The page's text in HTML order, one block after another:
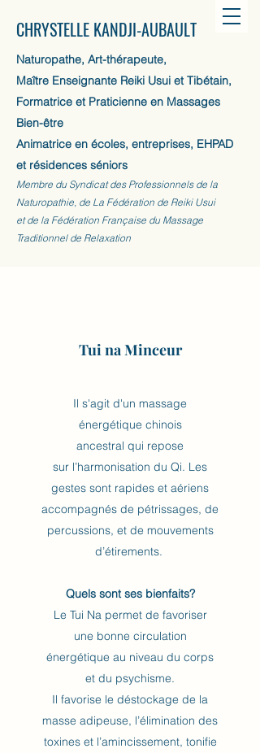
CHRYSTELLE KANDJI-AUBAULT
Naturopathe, Art-thérapeute,
Maître Enseignante Reiki Usui et Tibétain,
Formatrice et Praticienne en Massages
Bien-être
Animatrice en écoles, entreprises, EHPAD
et résidences séniors
Membre du Syndicat des Professionnels de la
Naturopathie, de La Fédération de Reiki Usui
et de la Fédération Française du Massage
Traditionnel de Relaxation
Tui na Minceur
Il s'agit d'un massage
énergétique chinois
ancestral qui repose
sur l’harmonisation du Qi. Les
gestes sont rapides et aériens
accompagnés de pétrissages, de
percussions, et de mouvements
d’étirements.
Quels sont ses bienfaits?
Le Tui Na permet de favoriser
une bonne circulation
énergétique au niveau du corps
et du psychisme.
Il favorise le déstockage de la
masse adipeuse, l’élimination des
toxines et l’amincissement, tonifie